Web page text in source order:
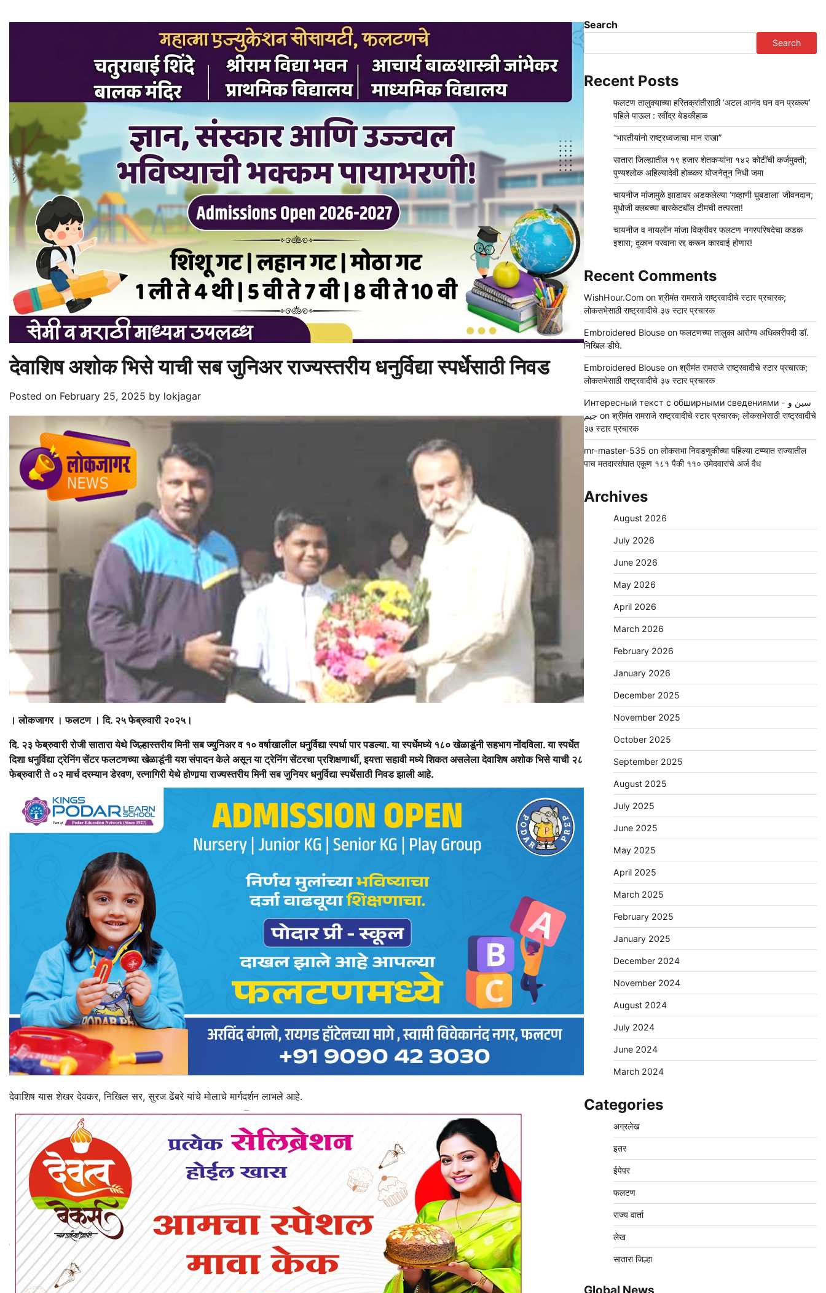
देवाशिष अशोक भिसे याची सब जुनिअर राज्यस्तरीय धनुर्विद्या स्पर्धेसाठी निवड
Posted on February 25, 2025 by lokjagar
। लोकजागर । फलटण । दि. २५ फेब्रुवारी २०२५।
दि. २३ फेब्रुवारी रोजी सातारा येथे जिल्हास्तरीय मिनी सब ज्युनिअर व १० वर्षाखालील धनुर्विद्या स्पर्धा पार पडल्या. या स्पर्धेमध्ये १८० खेळाडूंनी सहभाग नोंदविला. या स्पर्धेत
दिशा धनुर्विद्या ट्रेनिंग सेंटर फलटणच्या खेळाडूंनी यश संपादन केले असून या ट्रेनिंग सेंटरचा प्रशिक्षणार्थी, इयत्ता सहावी मध्ये शिकत असलेला देवाशिष अशोक भिसे याची २८
फेब्रुवारी ते ०२ मार्च दरम्यान डेरवण, रत्नागिरी येथे होणार्‍या राज्यस्तरीय मिनी सब जुनियर धनुर्विद्या स्पर्धेसाठी निवड झाली आहे.
देवाशिष यास शेखर देवकर, निखिल सर, सुरज ढेंबरे यांचे मोलाचे मार्गदर्शन लाभले आहे.
Search
Search
Recent Posts
फलटण तालुक्याच्या हरितक्रांतीसाठी ‘अटल आनंद घन वन प्रकल्प’
पहिले पाऊल : रवींद्र बेडकीहाळ
“भारतीयांनो राष्ट्रध्वजाचा मान राखा”
सातारा जिल्ह्यातील १९ हजार शेतकऱ्यांना १४२ कोटींची कर्जमुक्ती;
पुण्यश्लोक अहिल्यादेवी होळकर योजनेतून निधी जमा
चायनीज मांजामुळे झाडावर अडकलेल्या ‘गव्हाणी घुबडाला’ जीवनदान;
मुधोजी क्लबच्या बास्केटबॉल टीमची तत्परता!
चायनीज व नायलॉन मांजा विक्रीवर फलटण नगरपरिषदेचा कडक
इशारा; दुकान परवाना रद्द करून कारवाई होणार!
Recent Comments
WishHour.Comon श्रीमंत रामराजे राष्ट्रवादीचे स्टार प्रचारक;
लोकसभेसाठी राष्ट्रवादीचे ३७ स्टार प्रचारक
Embroidered Blouseon फलटणच्या तालुका आरोग्य अधिकारीपदी डॉ.
निखिल डीघे.
Embroidered Blouseon श्रीमंत रामराजे राष्ट्रवादीचे स्टार प्रचारक;
लोकसभेसाठी राष्ट्रवादीचे ३७ स्टार प्रचारक
Интересный текст с обширными сведениями - سين و
جيم on श्रीमंत रामराजे राष्ट्रवादीचे स्टार प्रचारक; लोकसभेसाठी राष्ट्रवादीचे
३७ स्टार प्रचारक
mr-master-535 on लोकसभा निवडणुकीच्या पहिल्या टप्प्यात राज्यातील
पाच मतदारसंघात एकूण १८१ पैकी ११० उमेदवारांचे अर्ज वैध
Archives
August 2026
July 2026
June 2026
May 2026
April 2026
March 2026
February 2026
January 2026
December 2025
November 2025
October 2025
September 2025
August 2025
July 2025
June 2025
May 2025
April 2025
March 2025
February 2025
January 2025
December 2024
November 2024
August 2024
July 2024
June 2024
March 2024
Categories
अग्रलेख
इतर
ईपेपर
फलटण
राज्य वार्ता
लेख
सातारा जिल्हा